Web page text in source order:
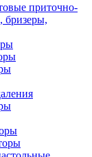
приточно-
бризеры,